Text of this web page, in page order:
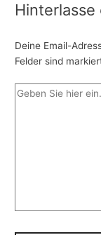
Hinterlasse
Deine Email-
Felder sind